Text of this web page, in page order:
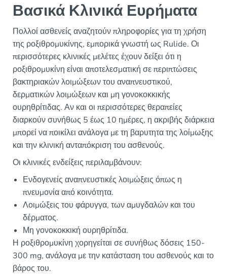
Βασικά Κλινικά Ευρήματα
Πολλοί ασθενείς αναζητούν πληροφορίες για τη χρήση
της ροξιθρομυκίνης, εμπορικά γνωστή ως Rulide. Οι
περισσότερες κλινικές μελέτες έχουν δείξει ότι η
ροξιθρομυκίνη είναι αποτελεσματική σε περιπτώσεις
βακτηριακών λοιμώξεων του αναπνευστικού,
δερματικών λοιμώξεων και μη γονοκοκκικής
ουρηθρίτιδας. Αν και οι περισσότερες θεραπείες
διαρκούν συνήθως 5 έως 10 ημέρες, η ακριβής διάρκεια
μπορεί να ποικίλει ανάλογα με τη βαρυτητα της λοίμωξης
και την κλινική ανταπόκριση του ασθενούς.
Οι κλινικές ενδείξεις περιλαμβάνουν:
Ενδογενείς αναπνευστικές λοιμώξεις όπως η
πνευμονία από κοινότητα.
Λοιμώξεις του φάρυγγα, των αμυγδαλών και του
δέρματος.
Μη γονοκοκκική ουρηθρίτιδα.
Η ροξιθρομυκίνη χορηγείται σε συνήθως δόσεις 150-
300 mg, ανάλογα με την κατάσταση του ασθενούς και το
βάρος του.